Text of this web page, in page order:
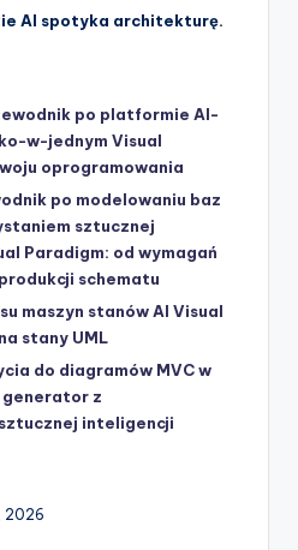
AI spotyka architekturę.
po platformie AI-
w-jednym Visual
oprogramowania
po modelowaniu baz
sztucznej
Paradigm: od wymagań
schematu
maszyn stanów AI Visual
stany UML
do diagramów MVC w
generator z
inteligencji
2026